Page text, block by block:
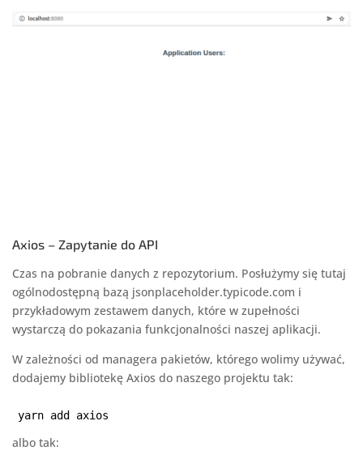
Axios – Zapytanie do API
Czas na pobranie danych z repozytorium. Posłużymy się tutaj
ogólnodostępną bazą jsonplaceholder.typicode.com i
przykładowym zestawem danych, które w zupełności
wystarczą do pokazania funkcjonalności naszej aplikacji.
W zależności od managera pakietów, którego wolimy używać,
dodajemy bibliotekę Axios do naszego projektu tak:
yarn add axios
albo tak: